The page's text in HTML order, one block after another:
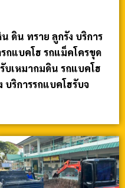
ดิน ทราย ลูกรัง บริการ
ถแบคโฮ รถแม็คโครขุด
บเหมาถมดิน รถแบคโฮ
ริการรถแบคโฮรับจ